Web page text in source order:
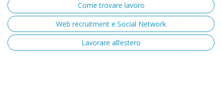
Come trovare lavoro
Web recruitment e Social Network
Lavorare all’estero